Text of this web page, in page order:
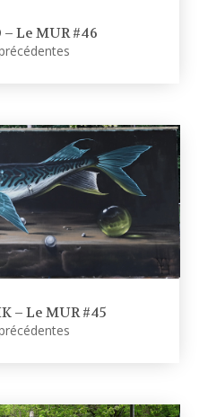
– Le MUR #46
– Le MUR #45